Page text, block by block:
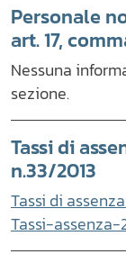
Personale
art. 17,
Nessuna
sezione.
Tassi di
n.33/2013
Tassi di
Tassi-assenza-